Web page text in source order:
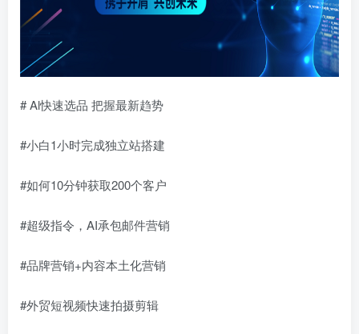
# Al快速选品 把握最新趋势
#小白1小时完成独立站搭建
#如何10分钟获取200个客户
#超级指令，AI承包邮件营销
#品牌营销+内容本土化营销
#外贸短视频快速拍摄剪辑